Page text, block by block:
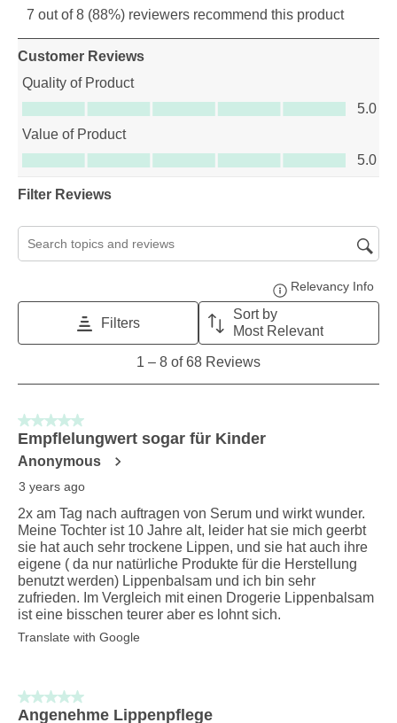
7 out of 8 (88%) reviewers recommend this product
Customer Reviews
Quality of Product
Quality of Product, 5.0 out of 5
5.0
Value of Product
Value of Product, 5.0 out of 5
5.0
Filter Reviews
Search topics and reviews search region
Relevancy Info
Filters
Sort by
Most Relevant
of
68
Reviews
.
1 – 8 of 68 Reviews
5 out of 5 stars.
Empflelungwert sogar für Kinder
Anonymous
3 years ago
2x am Tag nach auftragen von Serum und wirkt wunder.
Meine Tochter ist 10 Jahre alt, leider hat sie mich geerbt
sie hat auch sehr trockene Lippen, und sie hat auch ihre
eigene ( da nur natürliche Produkte für die Herstellung
benutzt werden) Lippenbalsam und ich bin sehr
zufrieden. Im Vergleich mit einen Drogerie Lippenbalsam
ist eine bisschen teurer aber es lohnt sich.
Translate with Google
5 out of 5 stars.
Angenehme Lippenpflege